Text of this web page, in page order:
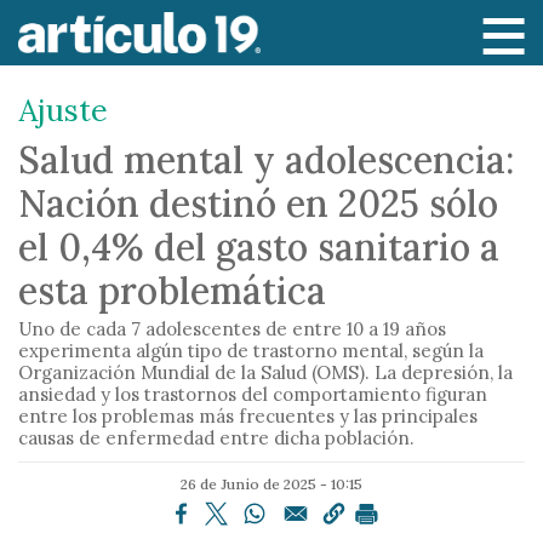
a
l
o
n
t
e
n
i
d
Ajuste
Salud mental y adolescencia:
Nación destinó en 2025 sólo
el 0,4% del gasto sanitario a
esta problemática
Uno de cada 7 adolescentes de entre 10 a 19 años
experimenta algún tipo de trastorno mental, según la
Organización Mundial de la Salud (OMS). La depresión, la
ansiedad y los trastornos del comportamiento figuran
entre los problemas más frecuentes y las principales
causas de enfermedad entre dicha población.
26 de Junio de 2025 - 10:15